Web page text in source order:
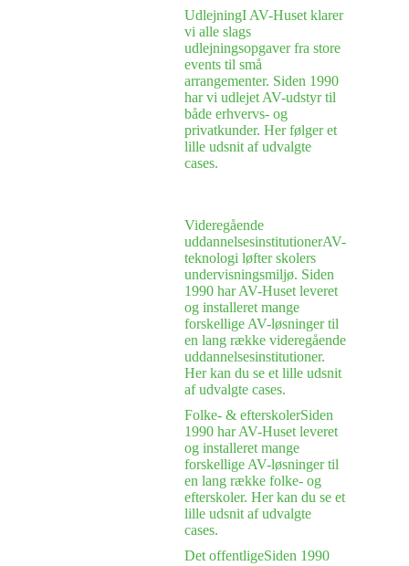
UdlejningI AV-Huset klarer
vi alle slags
udlejningsopgaver fra store
events til små
arrangementer. Siden 1990
har vi udlejet AV-udstyr til
både erhvervs- og
privatkunder. Her følger et
lille udsnit af udvalgte
cases.
Videregående
uddannelsesinstitutionerAV-
teknologi løfter skolers
undervisningsmiljø. Siden
1990 har AV-Huset leveret
og installeret mange
forskellige AV-løsninger til
en lang række videregående
uddannelsesinstitutioner.
Her kan du se et lille udsnit
af udvalgte cases.
Folke- & efterskolerSiden
1990 har AV-Huset leveret
og installeret mange
forskellige AV-løsninger til
en lang række folke- og
efterskoler. Her kan du se et
lille udsnit af udvalgte
cases.
Det offentligeSiden 1990